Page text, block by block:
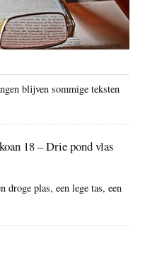
blijven sommige teksten
18 – Drie pond vlas
droge plas, een lege tas, een